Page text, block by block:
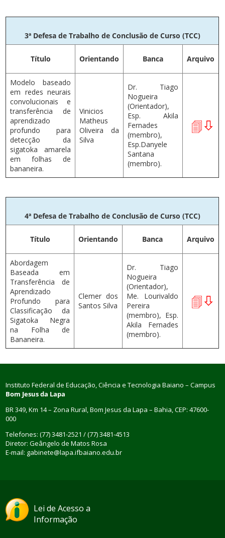
3ª Defesa de Trabalho de Conclusão de Curso (TCC)
Título Orientando Banca Arquivo
Modelo baseado
em redes neurais
convolucionais e
transferência de
aprendizado
profundo para
detecção da
sigatoka amarela
em folhas de
bananeira.
Vinicios
Matheus
Oliveira da
Silva
Dr. Tiago
Nogueira
(Orientador),
Esp. Akila
Fernades
(membro),
Esp.Danyele
Santana
(membro).
4ª Defesa de Trabalho de Conclusão de Curso (TCC)
Título Orientando Banca Arquivo
Abordagem
Baseada em
Transferência de
Aprendizado
Profundo para
Classificação da
Sigatoka Negra
na Folha de
Bananeira.
Clemer dos
Santos Silva
Dr. Tiago
Nogueira
(Orientador),
Me. Lourivaldo
Pereira
(membro), Esp.
Akila Fernades
(membro).
Instituto Federal de Educação, Ciência e Tecnologia Baiano – Campus
Bom Jesus da Lapa
BR 349, Km 14 – Zona Rural, Bom Jesus da Lapa – Bahia, CEP: 47600-
000
Telefones: (77) 3481-2521 / (77) 3481-4513
Diretor: Geângelo de Matos Rosa
E-mail: gabinete@lapa.ifbaiano.edu.br
Lei de Acesso a
Informação